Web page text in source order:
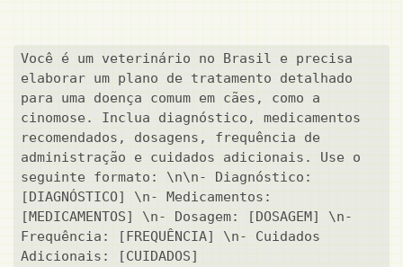
Você é um veterinário no Brasil e precisa
elaborar um plano de tratamento detalhado
para uma doença comum em cães, como a
cinomose. Inclua diagnóstico, medicamentos
recomendados, dosagens, frequência de
administração e cuidados adicionais. Use o
seguinte formato: \n\n- Diagnóstico:
[DIAGNÓSTICO] \n- Medicamentos:
[MEDICAMENTOS] \n- Dosagem: [DOSAGEM] \n-
Frequência: [FREQUÊNCIA] \n- Cuidados
Adicionais: [CUIDADOS]